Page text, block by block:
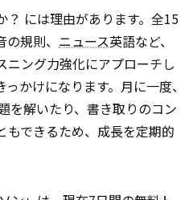
？ には理由があります。全15
規則、 ニュース英語など、
ニング力強化にアプローチし
かけになります。月に一度、
を解いたり、書き取りのコン
もできるため、成長を定期的